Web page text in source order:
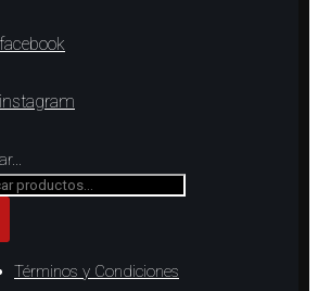
facebook
instagram
Términos y Condiciones